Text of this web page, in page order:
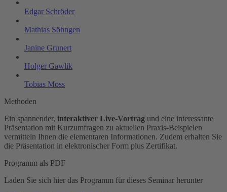
Edgar Schröder
Mathias Söhngen
Janine Grunert
Holger Gawlik
Tobias Moss
Methoden
Ein spannender, interaktiver Live-Vortrag und eine interessante
Präsentation mit Kurzumfragen zu aktuellen Praxis-Beispielen
vermitteln Ihnen die elementaren Informationen. Zudem erhalten Sie
die Präsentation in elektronischer Form plus Zertifikat.
Programm als PDF
Laden Sie sich hier das Programm für dieses Seminar herunter